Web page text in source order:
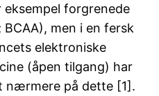
forgrenede
men i en fersk
elektroniske
(åpen tilgang) har
nærmere på dette [1].